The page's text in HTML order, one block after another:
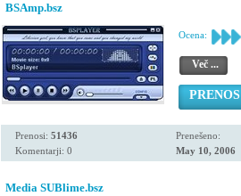
BSAmp.bsz
Ocena:
Več ...
PRENOS
Prenosi: 51436
Komentarji: 0
Prenešeno:
May 10, 2006
Media SUBlime.bsz